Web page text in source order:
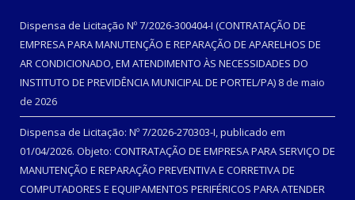
Dispensa de Licitação Nº 7/2026-300404-I (CONTRATAÇÃO DE
EMPRESA PARA MANUTENÇÃO E REPARAÇÃO DE APARELHOS DE
AR CONDICIONADO, EM ATENDIMENTO ÀS NECESSIDADES DO
INSTITUTO DE PREVIDÊNCIA MUNICIPAL DE PORTEL/PA) 8 de maio
de 2026
Dispensa de Licitação: Nº 7/2026-270303-I, publicado em
01/04/2026. Objeto: CONTRATAÇÃO DE EMPRESA PARA SERVIÇO DE
MANUTENÇÃO E REPARAÇÃO PREVENTIVA E CORRETIVA DE
COMPUTADORES E EQUIPAMENTOS PERIFÉRICOS PARA ATENDER